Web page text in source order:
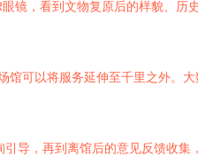
镜，看到文物复原后的样貌、历
可以将服务延伸至千里之外。
导，再到离馆后的意见反馈收